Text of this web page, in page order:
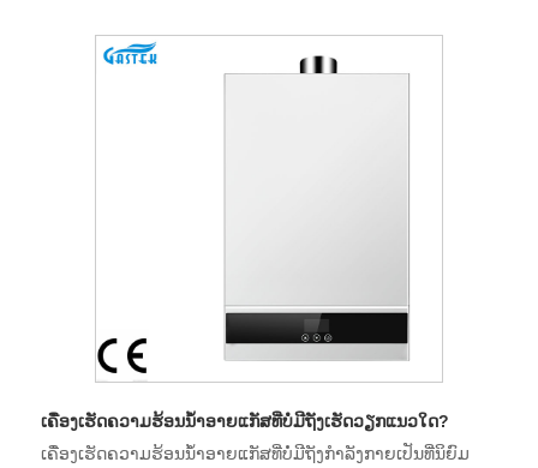
ເຄື່ອງເຮັດຄວາມຮ້ອນນ້ໍາອາຍແກັສທີ່ບໍ່ມີຖັງເຮັດວຽກແນວໃດ?
ເຄື່ອງເຮັດຄວາມຮ້ອນນ້ໍາອາຍແກັສທີ່ບໍ່ມີຖັງກໍາລັງກາຍເປັນທີ່ນິຍົມ